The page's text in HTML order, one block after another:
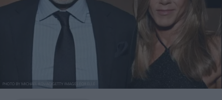
PHOTO BY MICHAEL KOVAC/GETTY IMAGES FOR ELLE